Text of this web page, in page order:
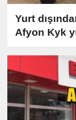
Yurt
Afyon Kyk